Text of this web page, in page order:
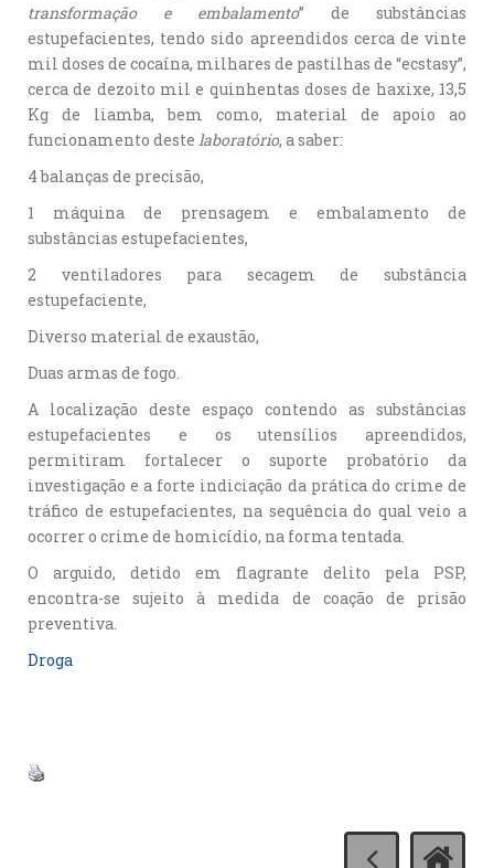
transformação e embalamento” de substâncias
estupefacientes, tendo sido apreendidos cerca de vinte
mil doses de cocaína, milhares de pastilhas de “ecstasy”,
cerca de dezoito mil e quinhentas doses de haxixe, 13,5
Kg de liamba, bem como, material de apoio ao
funcionamento deste laboratório, a saber:
4 balanças de precisão,
1 máquina de prensagem e embalamento de
substâncias estupefacientes,
2 ventiladores para secagem de substância
estupefaciente,
Diverso material de exaustão,
Duas armas de fogo.
A localização deste espaço contendo as substâncias
estupefacientes e os utensílios apreendidos,
permitiram fortalecer o suporte probatório da
investigação e a forte indiciação da prática do crime de
tráfico de estupefacientes, na sequência do qual veio a
ocorrer o crime de homicídio, na forma tentada.
O arguido, detido em flagrante delito pela PSP,
encontra-se sujeito à medida de coação de prisão
preventiva.
Droga